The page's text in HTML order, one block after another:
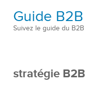
Guide B2B
Suivez le guide du B2B
stratégie B2B